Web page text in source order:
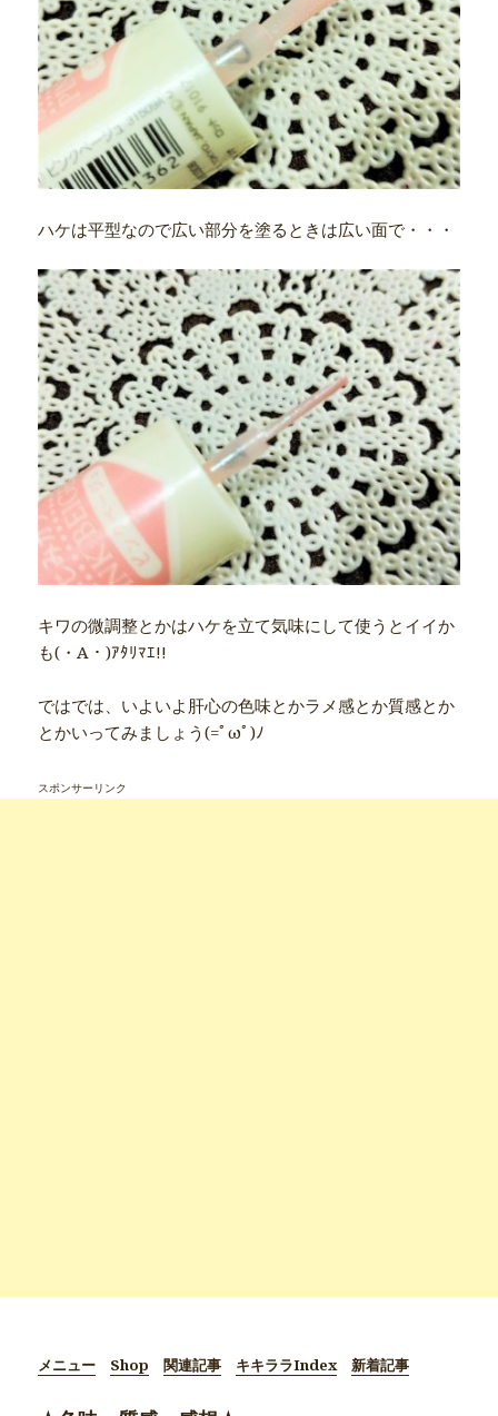
ハケは平型なので広い部分を塗るときは広い面で・・・
キワの微調整とかはハケを立て気味にして使うとイイか
も(・A・)ｱﾀﾘﾏｴ!!
ではでは、いよいよ肝心の色味とかラメ感とか質感とか
とかいってみましょう(=ﾟωﾟ)ﾉ
スポンサーリンク
メニュー Shop 関連記事 キキララIndex 新着記事